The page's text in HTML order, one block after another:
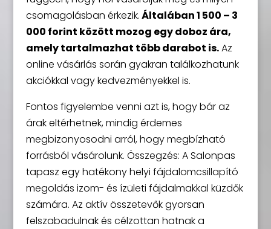
csomagolásban érkezik.Általában 1 500 – 3
000 forint között mozog egy doboz ára,
amely tartalmazhat több darabot is.Az
online vásárlás során gyakran találkozhatunk
akciókkal vagy kedvezményekkel is.
Fontos figyelembe venni azt is, hogy bár az
árak eltérhetnek, mindig érdemes
megbizonyosodni arról, hogy megbízható
forrásból vásárolunk. Összegzés: A Salonpas
tapasz egy hatékony helyi fájdalomcsillapító
megoldás izom- és ízületi fájdalmakkal küzdők
számára. Az aktív összetevők gyorsan
felszabadulnak és célzottan hatnak a